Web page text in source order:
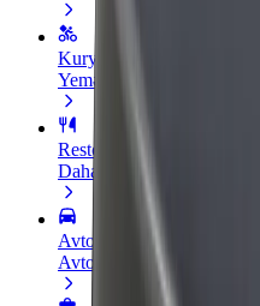
Kuryer kimi qoşul
Yemək çatdırın və həftəlik
Restoran və ya mağaza
Daha çox müştəri cəlb edin
Avtopark sahibi kimi
Avtoparkınızı Bolt